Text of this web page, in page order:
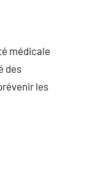
médicale
des
les